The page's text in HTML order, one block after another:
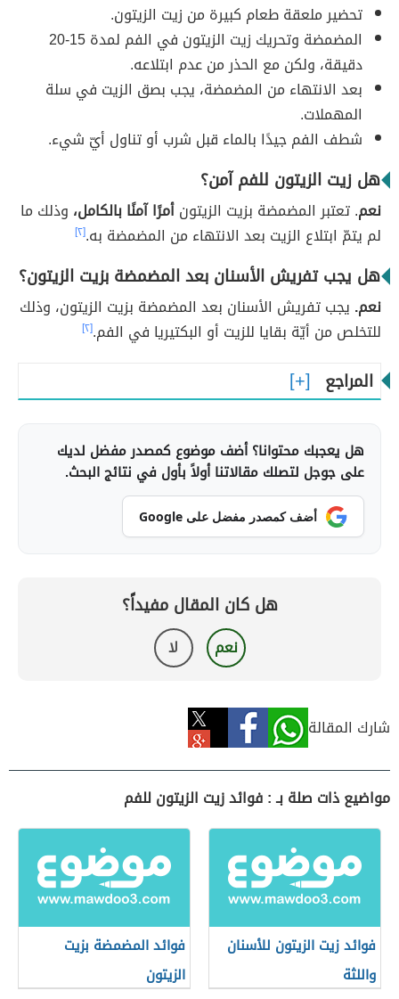
تحضير ملعقة طعام كبيرة من زيت الزيتون.
المضمضة وتحريك زيت الزيتون في الفم لمدة 15-20
دقيقة، ولكن مع الحذر من عدم ابتلاعه.
بعد الانتهاء من المضمضة، يجب بصق الزيت في سلة
المهملات.
شطف الفم جيدًا بالماء قبل شرب أو تناول أيّ شيء.
هل زيت الزيتون للفم آمن؟
نعم. تعتبر المضمضة بزيت الزيتونأمرًا آمنًا بالكامل، وذلك ما
لم يتمّ ابتلاع الزيت بعد الانتهاء من المضمضة به.[٢]
هل يجب تفريش الأسنان بعد المضمضة بزيت الزيتون؟
نعم. يجب تفريش الأسنان بعد المضمضة بزيت الزيتون، وذلك
للتخلص من أيّة بقايا للزيت أو البكتيريا في الفم.[٢]
المراجع
هل يعجبك محتوانا؟ أضف موضوع كمصدر مفضل لديك
على جوجل لتصلك مقالاتنا أولاً بأول في نتائج البحث.
أضف كمصدر مفضل على Google
هل كان المقال مفيداً؟
نعم لا
شارك المقالة
مواضيع ذات صلة بـ : فوائد زيت الزيتون للفم
فوائد زيت الزيتون للأسنان
واللثة
فوائد المضمضة بزيت
الزيتون